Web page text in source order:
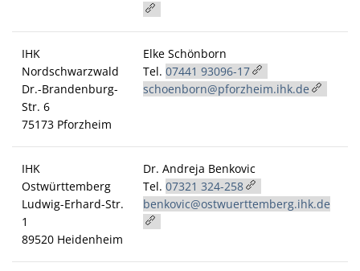
IHK
Nordschwarzwald
Dr.-Brandenburg-
Str. 6
75173 Pforzheim
Elke Schönborn
Tel. 07441 93096-17
schoenborn@pforzheim.ihk.de
IHK
Ostwürttemberg
Ludwig-Erhard-Str.
1
89520 Heidenheim
Dr. Andreja Benkovic
Tel. 07321 324-258
benkovic@ostwuerttemberg.ihk.de